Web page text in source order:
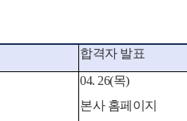
합격자 발표
04. 26(목)
본사 홈페이지